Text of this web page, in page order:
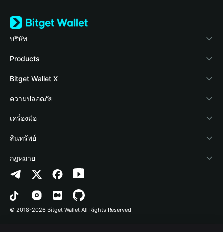
บริษัท
เกี่ยวกับ Bitget Wallet
Blog
Academy
ข่าวสารด้านคริปโต
ศูนย์ช่วยเหลือ
ติดต่อเรา
ทรัพยากรข้อมูลของแบรนด์
อาชีพ
Products
Crypto Card
Stablecoin Earn
Payfi Crypto
Crypto Swap API
Altcoin Season Index
Prediction Markets
DApp
Bitget Wallet X
นักพัฒนา
เชื่อมต่อ Wallet
Bitget Wallet Pay
ลิสต์โปรเจกต์
ความปลอดภัย
Protection Fund
เทคโนโลยีความปลอดภัย
เครื่องมือ
ซื้อคริปโต
การตรวจจับการอนุญาต
การตรวจจับสัญญา
การโอนเป็นชุด
สินทรัพย์
Arbitrum
Avalanche
Bitcoin
กฎหมาย
นโยบายความเป็นส่วนตัว
ข้อตกลงในการใช้บริการ
© 2018-2026 Bitget Wallet All Rights Reserved